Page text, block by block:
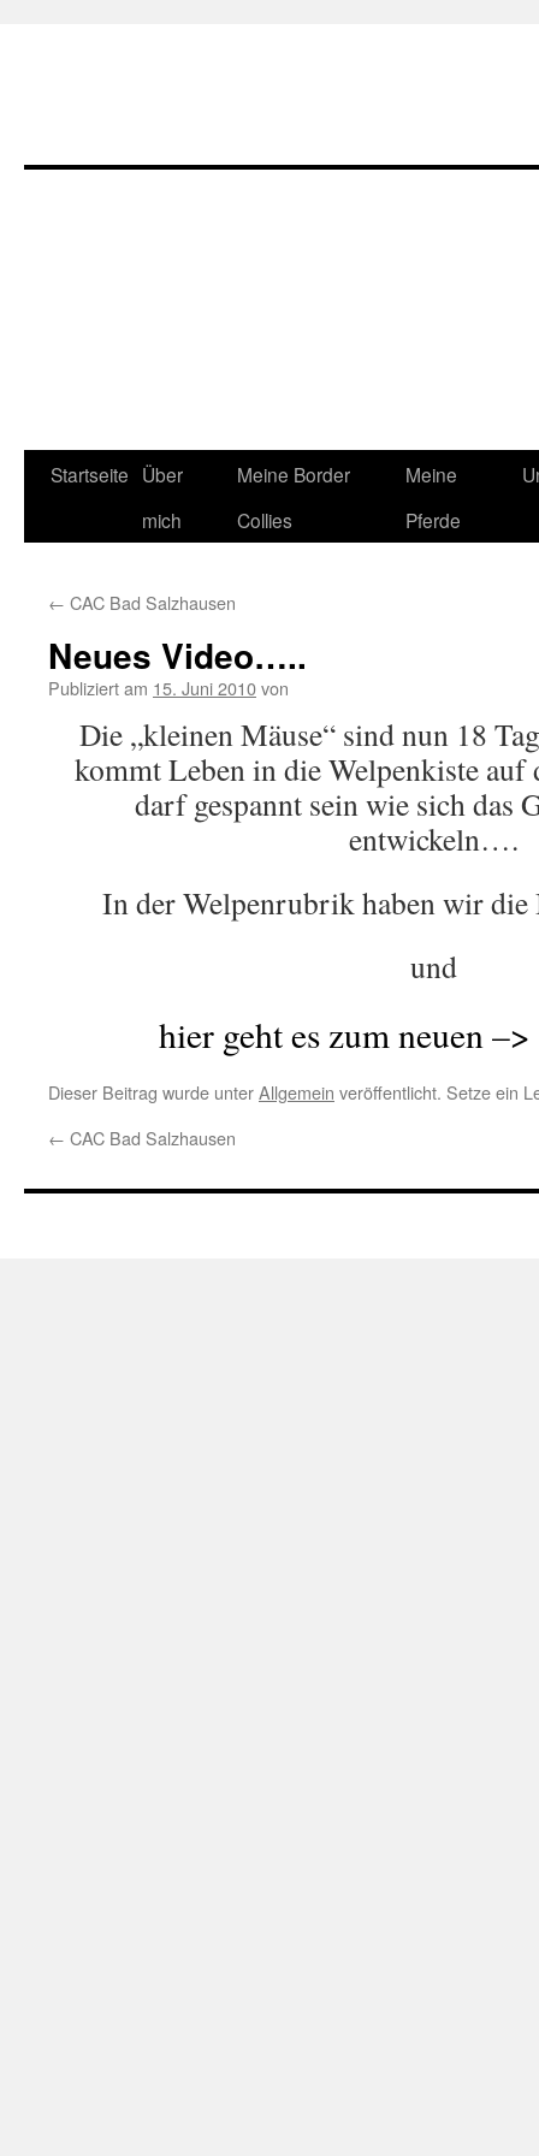
Zum
Startseite Über
mich
Meine Border
Collies
Meine
Pferde
← CAC Bad Salzhausen
Neues Video…..
Publiziert am 15. Juni 2010von
Die „kleinen Mäuse“ sind nun 18
kommt Leben in die Welpenkiste
darf gespannt sein wie sich das
entwickeln….
In der Welpenrubrik haben wir
und
hier geht es zum neuen
Dieser Beitrag wurde unterAllgemein veröffentlicht. Setze ein
← CAC Bad Salzhausen